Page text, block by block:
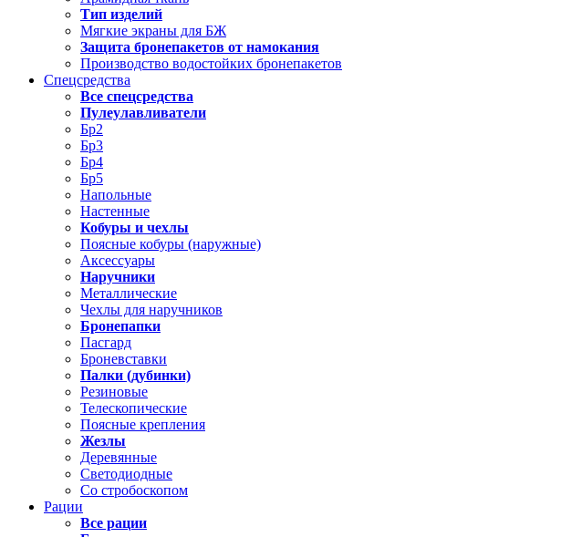
Тип изделий
Мягкие экраны для БЖ
Защита бронепакетов от намокания
Производство водостойких бронепакетов
Спецсредства
Все спецсредства
Пулеулавливатели
Бр2
Бр3
Бр4
Бр5
Напольные
Настенные
Кобуры и чехлы
Поясные кобуры (наружные)
Аксессуары
Наручники
Металлические
Чехлы для наручников
Бронепапки
Пасгард
Броневставки
Палки (дубинки)
Резиновые
Телескопические
Поясные крепления
Жезлы
Деревянные
Светодиодные
Со стробоскопом
Рации
Все рации